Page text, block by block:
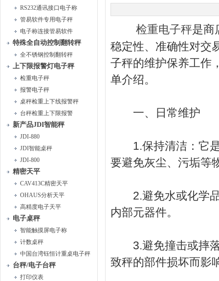
RS232通讯接口电子称
管易软件专用电子秤
电子称连接管易软件
特殊全自动控制翻转秤
全不锈钢控制翻转秤
上下限报警灯电子秤
检重电子秤
报警电子秤
桌秤检重上下线报警秤
台秤检重上下限报警
新产品JDI智能秤
JDI-880
JDI智能桌秤
JDI-800
精密天平
CAV413C精密天平
OHAUS分析天平
高精度电子天平
电子桌秤
智能触摸屏电子称
计数桌秤
中国台湾钰恒计重桌电子秤
台秤/电子台秤
打印仪表
检重电子秤是商
稳定性、准确性对交
子秤的维护保养工作
单介绍。
一、日常维护
1.保持清洁：它是
要避免灰尘、污垢等
2.避免水或化学品
内部元器件。
3.避免撞击或摔落
致秤的部件损坏而影